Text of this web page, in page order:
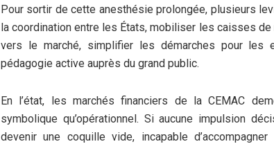
Pour sortir de cette anesthésie prolongée, plusieurs
la coordination entre les États, mobiliser les caisses de
vers le marché, simplifier les démarches pour les
pédagogie active auprès du grand public.
En l’état, les marchés financiers de la CEMAC
symbolique qu’opérationnel. Si aucune impulsion
devenir une coquille vide, incapable